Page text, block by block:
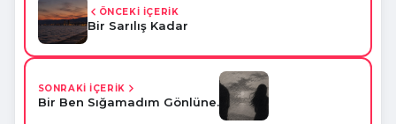
ÖNCEKİ İÇERİK
Bir Sarılış Kadar
SONRAKİ İÇERİK
Bir Ben Sığamadım Gönlüne.